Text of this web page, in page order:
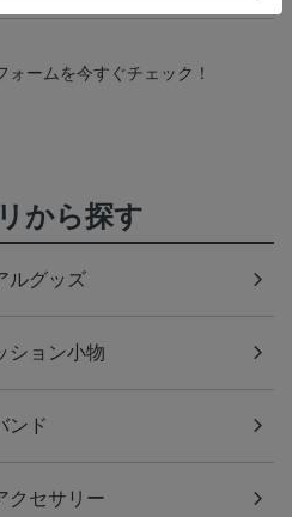
ォームを今すぐチェック！
から探す
ルグッズ
ション小物
ンド
クセサリー